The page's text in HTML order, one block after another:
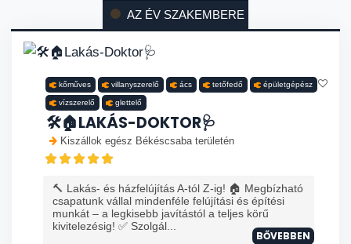
AZ ÉV SZAKEMBERE
kőműves villanyszerelő ács tetőfedő épületgépész
vízszerelő glettelő
🛠️🏠LAKÁS-DOKTOR🩺
Kiszállok egész Békéscsaba területén
🔨 Lakás- és házfelújítás A-tól Z-ig! 🏠 Megbízható
csapatunk vállal mindenféle felújítási és építési
munkát – a legkisebb javítástól a teljes körű
kivitelezésig! ✅ Szolgál...
BŐVEBBEN